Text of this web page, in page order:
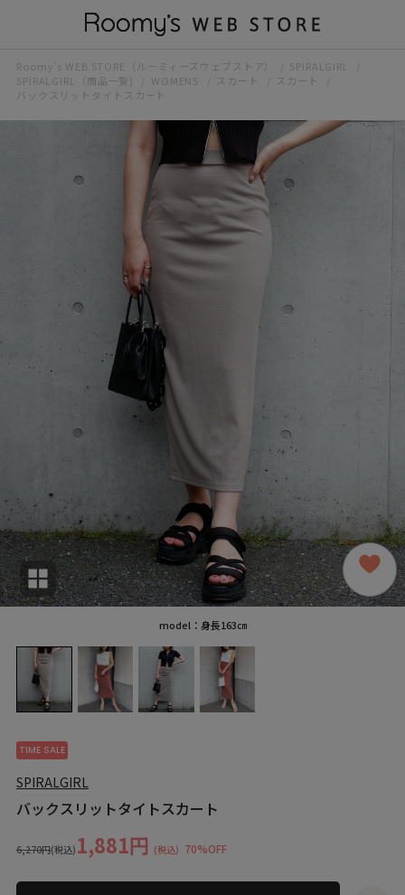
Roomy’s WEB STORE（ルーミィーズウェブストア）
SPIRALGIRL
SPIRALGIRL（商品一覧)
WOMENS スカート
スカート
バックスリットタイトスカート
model：身長163㎝
TIME SALE
SPIRALGIRL
バックスリットタイトスカート
6,270円(税込) 1,881円 (税込) 70%OFF